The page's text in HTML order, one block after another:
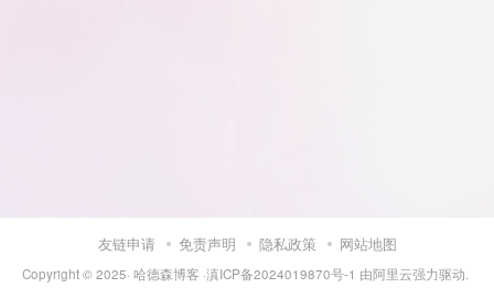
友链申请 免责声明 隐私政策 网站地图
Copyright © 2025· 哈德森博客 ·滇ICP备2024019870号-1 由阿里云强力驱动.